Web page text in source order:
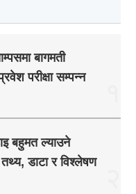
बागमती
परीक्षा सम्पन्न
बहुमत ल्याउने
डाटा र विश्लेषण